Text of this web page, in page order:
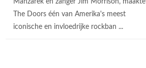
Manzarek en zanger Jim Morrison, maakte
The Doors één van Amerika's meest
iconische en invloedrijke rockban ...